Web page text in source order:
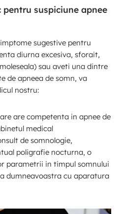
suspiciune apnee
sugestive pentru
diurna excesiva, sforait,
sau aveti una dintre
de apneea de somn, va
nostru:
are competenta in apnee de
medical
de somnologie,
poligrafie nocturna, o
parametrii in timpul somnului
dumneavoastra cu aparatura